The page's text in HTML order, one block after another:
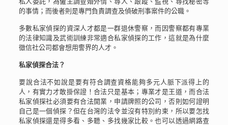
的事情；而後者則是專門負責調查及偵破刑事案件的公職。
多數私家偵探的資深人才都是一群退休警察，而因警察都有專業
的法律知識及武術訓練非常適合私家偵探的工作，這就是為什麼
徵信社公司都會想用警界的人才。
私家偵探合法？
要說合法不如說是要有符合調查資格能夠多元人脈下派得上的
人，有實力才敢掛保證！合法只是基本；專業才是王道，而合法
私家偵探社必須要有合法開業，申請牌照的公司，否則如何證明
自己是一個偵探？但在台灣的法令並沒有特別約束，所以要怎找
私家偵探還是得多看、多聽、多找幾家比較。也可以透過網路查